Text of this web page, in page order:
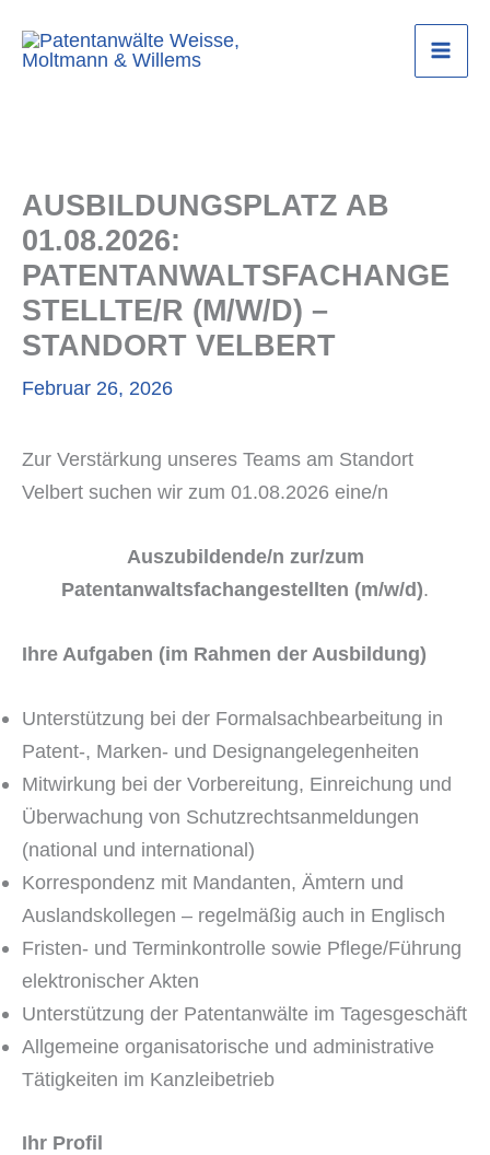
Inhalt
AUSBILDUNGSPLATZ AB
01.08.2026:
PATENTANWALTSFACHANGE
STELLTE/R (M/W/D) –
STANDORT VELBERT
Februar 26, 2026
Zur Verstärkung unseres Teams am Standort
Velbert suchen wir zum 01.08.2026 eine/n
Auszubildende/n zur/zum
Patentanwaltsfachangestellten (m/w/d).
Ihre Aufgaben (im Rahmen der Ausbildung)
Unterstützung bei der Formalsachbearbeitung in
Patent-, Marken- und Designangelegenheiten
Mitwirkung bei der Vorbereitung, Einreichung und
Überwachung von Schutzrechtsanmeldungen
(national und international)
Korrespondenz mit Mandanten, Ämtern und
Auslandskollegen – regelmäßig auch in Englisch
Fristen- und Terminkontrolle sowie Pflege/Führung
elektronischer Akten
Unterstützung der Patentanwälte im Tagesgeschäft
Allgemeine organisatorische und administrative
Tätigkeiten im Kanzleibetrieb
Ihr Profil